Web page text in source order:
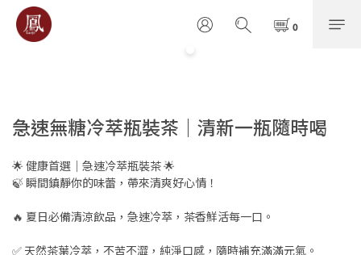
急速無糖冷萃瓶裝茶｜清新一瓶隨時喝
🌟 健康首選｜急速冷萃瓶裝茶 🌟
🍃 瞬間鎮靜你的味蕾，帶來清爽好心情！
🔥 夏日必備清涼飲品，急速冷萃，茶香鮮活每一口。
✅ 天然茶葉冷萃，不苦不澀，純淨口感，隨時補充滿滿元氣。